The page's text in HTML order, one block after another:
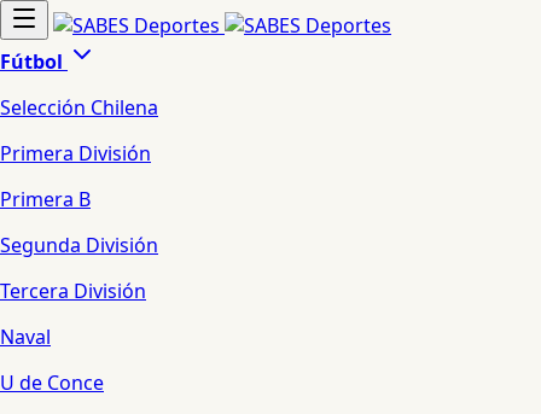
Fútbol
Selección Chilena
Primera División
Primera B
Segunda División
Tercera División
Naval
U de Conce